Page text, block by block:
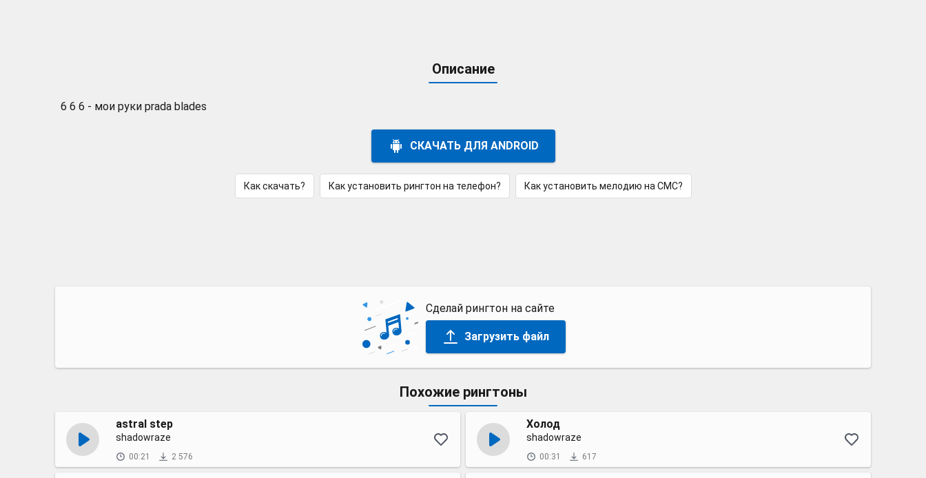
Описание
6 6 6 - мои руки prada blades
СКАЧАТЬ ДЛЯ ANDROID
Как скачать? Как установить рингтон на телефон? Как установить мелодию на СМС?
Сделай рингтон на сайте
Загрузить файл
Похожие рингтоны
astral step
shadowraze
00:21 2 576
Холод
shadowraze
00:31 617